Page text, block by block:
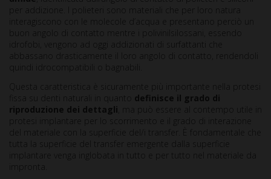
per addizione. I polieteri sono materiali che per loro natura
interagiscono con le molecole d’acqua e presentano perciò un
buon angolo di contatto mentre i polivinilsilossani, essendo
idrofobi, vengono ad oggi addizionati di surfattanti che
abbassano drasticamente il loro angolo di contatto, rendendoli
quindi idrocompatibili o bagnabili.
Questa caratteristica è sicuramente più importante nella protesi
fissa su denti naturali in quanto definisce il grado di
riproduzione dei dettagli , ma può essere al contempo utile in
protesi implantare per lo scorrimento e il grado di interazione
del materiale con la superficie del/i transfer. È fondamentale che
tutta la superficie del transfer emergente dalla superficie
implantare venga inglobata in tutto e per tutto nel materiale da
impronta.